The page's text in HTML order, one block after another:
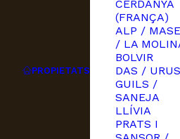
PROPIETATS
CERDANYA
(FRANÇA)
ALP /
/ LA
BOLVIR
DAS / URUS
GUILS /
SANEJA
LLÍVIA
PRATS I